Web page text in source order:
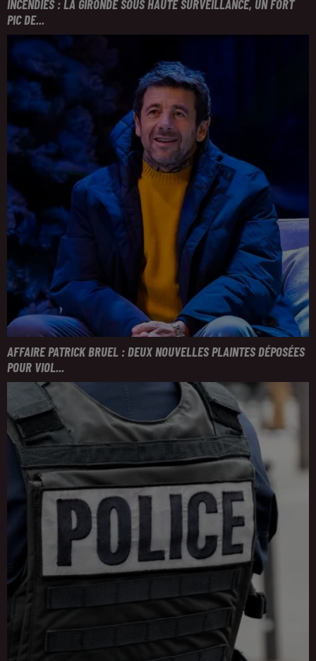
INCENDIES : LA GIRONDE SOUS HAUTE SURVEILLANCE, UN FORT
PIC DE...
AFFAIRE PATRICK BRUEL : DEUX NOUVELLES PLAINTES DÉPOSÉES
POUR VIOL...